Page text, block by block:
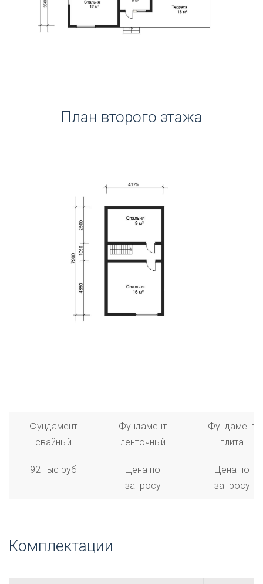
План второго этажа
Фундамент
свайный
Фундамент
ленточный
Фундамент
плита
92 тыс руб
Цена по
запросу
Цена по
запросу
Комплектации